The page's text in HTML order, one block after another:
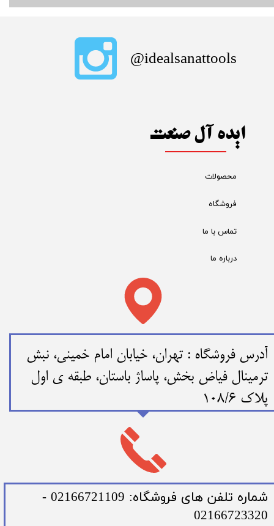
ایده آل صنعت
محصولات
فروشگاه
تماس با ما
درباره ما
​idealsanattools@
​​آدرس فروشگاه : تهران، خیابان امام خمینی، نبش
ترمینال فیاض بخش، پاساژ باستان، طبقه ی اول
پلاک 108/6
​شماره تلفن های فروشگاه: 02166721109 -
02166723320